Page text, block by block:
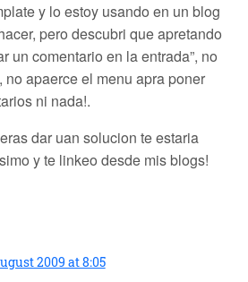
y lo estoy usando en un blog
pero descubri que apretando
un comentario en la entrada”, no
no apaerce el menu apra poner
ni nada!.
dar uan solucion te estaria
y te linkeo desde mis blogs!
2009 at 8:05